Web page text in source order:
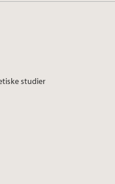
studier